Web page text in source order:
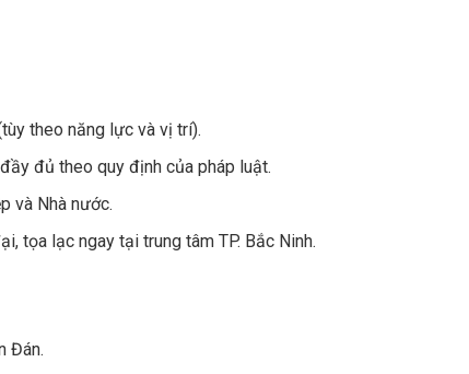
theo năng lực và vị trí).
đủ theo quy định của pháp luật.
và Nhà nước.
tọa lạc ngay tại trung tâm TP. Bắc Ninh.
Đán.